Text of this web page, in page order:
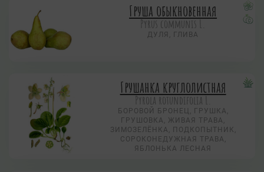
Груша обыкновенная
Pyrus communis L.
ДУЛЯ, ГЛИВА
Грушанка круглолистная
Pyrola rotundifolia L.
БОРОВОЙ БРОНЕЦ, ГРУШКА,
ГРУШОВКА, ЖИВАЯ ТРАВА,
ЗИМОЗЕЛЁНКА, ПОДКОПЫТНИК,
СОРОКОНЕДУЖНАЯ ТРАВА,
ЯБЛОНЬКА ЛЕСНАЯ